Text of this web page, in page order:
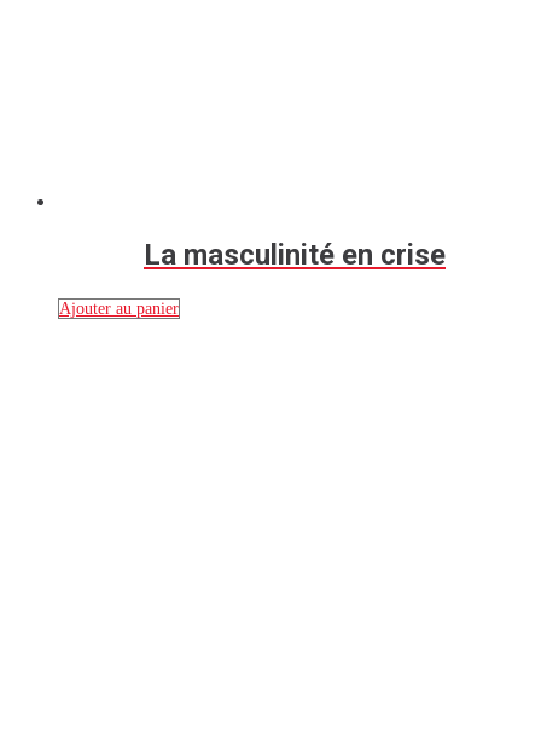
La masculinité en crise
Ajouter au panier